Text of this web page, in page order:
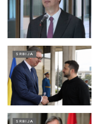
SRBIJA
SRBIJA